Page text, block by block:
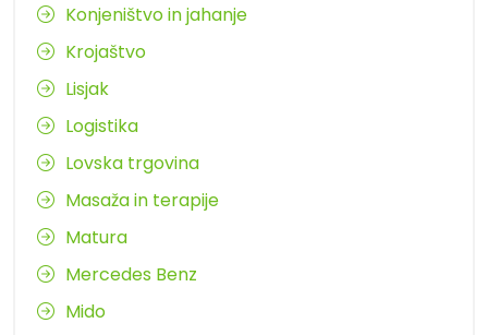
Konjeništvo in jahanje
Krojaštvo
Lisjak
Logistika
Lovska trgovina
Masaža in terapije
Matura
Mercedes Benz
Mido